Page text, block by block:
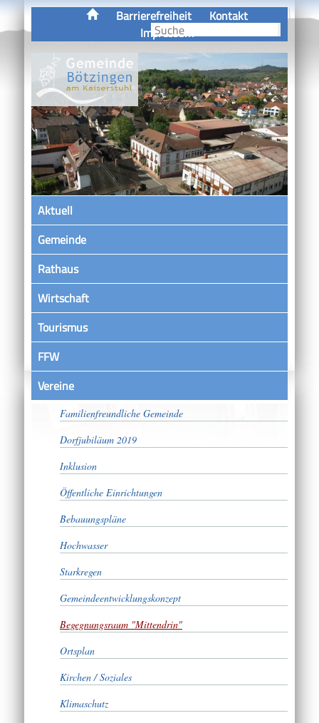
Barrierefreiheit
Kontakt
Impressum
Aktuell
Gemeinde
Rathaus
Wirtschaft
Tourismus
FFW
VereineBürgerschaftliches Engagement
Familienfreundliche Gemeinde
Dorfjubiläum 2019
Inklusion
Öffentliche Einrichtungen
Bebauungspläne
Hochwasser
Starkregen
Gemeindeentwicklungskonzept
Begegnungsraum "Mittendrin"
Ortsplan
Kirchen / Soziales
Klimaschutz